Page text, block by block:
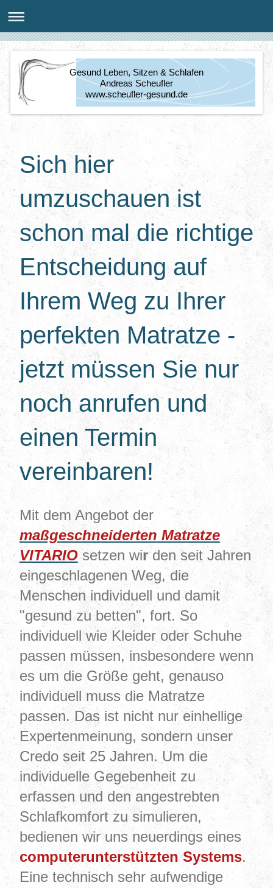
Gesund Leben, Sitzen & Schlafen
Andreas Scheufler
www.scheufler-gesund.de
Sich hier
umzuschauen ist
schon mal die richtige
Entscheidung auf
Ihrem Weg zu Ihrer
perfekten Matratze -
jetzt müssen Sie nur
noch anrufen und
einen Termin
vereinbaren!
Mit dem Angebot der
maßgeschneiderten Matratze
VITARIOsetzen wirden seit Jahren
eingeschlagenen Weg, die
Menschen individuell und damit
"gesund zu betten", fort. So
individuell wie Kleider oder Schuhe
passen müssen, insbesondere wenn
es um die Größe geht, genauso
individuell muss die Matratze
passen. Das ist nicht nur einhellige
Expertenmeinung, sondern unser
Credo seit 25 Jahren. Um die
individuelle Gegebenheit zu
erfassen und den angestrebten
Schlafkomfort zu simulieren,
bedienen wir uns neuerdings eines
computerunterstützten Systems.
Eine technisch sehr aufwendige